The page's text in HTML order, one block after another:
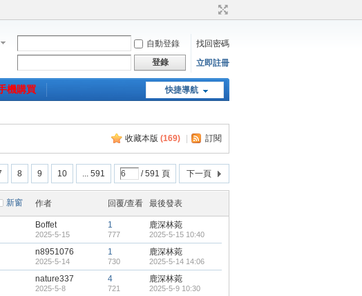
自動登錄
找回密碼
登錄 立即註冊
快捷導航
機購買
收藏本版 (169) 訂閱
8 9 10 ... 591 / 591 頁 下一頁
新窗 作者 回覆/查看 最後發表
Boffet
2025-5-15
1
777
鹿深林菀
2025-5-15 10:40
n8951076
2025-5-14
1
730
鹿深林菀
2025-5-14 14:06
nature337
2025-5-8
4
721
鹿深林菀
2025-5-9 10:30